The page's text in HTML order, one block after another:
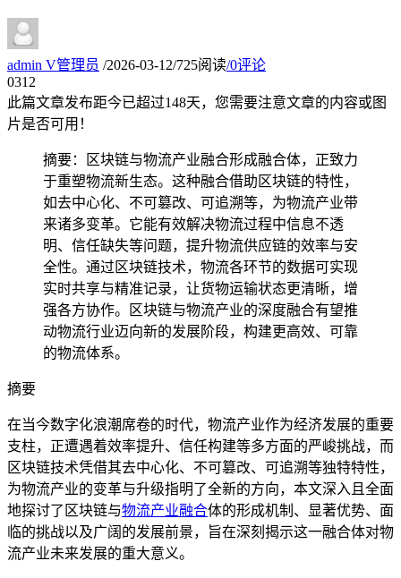
admin V管理员 /2026-03-12/725阅读/0评论
0312
此篇文章发布距今已超过148天，您需要注意文章的内容或图
片是否可用！
摘要：区块链与物流产业融合形成融合体，正致力
于重塑物流新生态。这种融合借助区块链的特性，
如去中心化、不可篡改、可追溯等，为物流产业带
来诸多变革。它能有效解决物流过程中信息不透
明、信任缺失等问题，提升物流供应链的效率与安
全性。通过区块链技术，物流各环节的数据可实现
实时共享与精准记录，让货物运输状态更清晰，增
强各方协作。区块链与物流产业的深度融合有望推
动物流行业迈向新的发展阶段，构建更高效、可靠
的物流体系。
摘要
在当今数字化浪潮席卷的时代，物流产业作为经济发展的重要
支柱，正遭遇着效率提升、信任构建等多方面的严峻挑战，而
区块链技术凭借其去中心化、不可篡改、可追溯等独特特性，
为物流产业的变革与升级指明了全新的方向，本文深入且全面
地探讨了区块链与物流产业融合体的形成机制、显著优势、面
临的挑战以及广阔的发展前景，旨在深刻揭示这一融合体对物
流产业未来发展的重大意义。